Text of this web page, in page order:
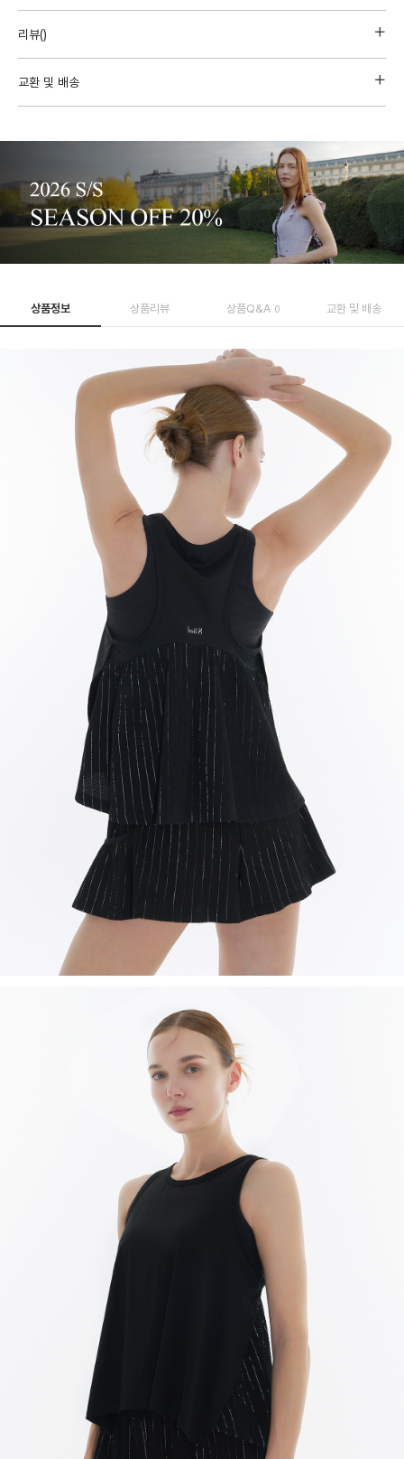
리뷰()
교환 및 배송
상품정보 상품리뷰 상품Q&A 0 교환 및 배송